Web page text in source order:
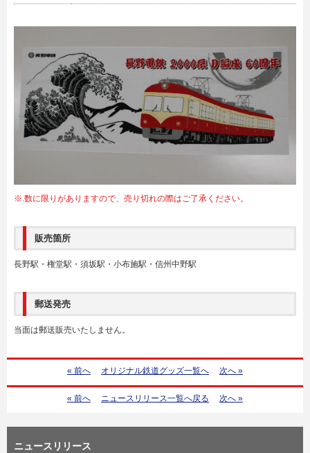
※.数に限りがありますので、売り切れの際はご了承ください。
販売箇所
長野駅・権堂駅・須坂駅・小布施駅・信州中野駅
郵送発売
当面は郵送販売いたしません。
« 前へ オリジナル鉄道グッズ一覧へ 次へ »
« 前へ ニュースリリース一覧へ戻る 次へ »
ニュースリリース